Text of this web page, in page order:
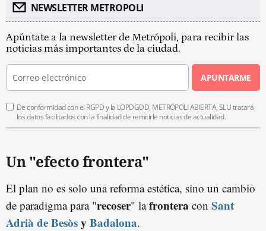
NEWSLETTER METROPOLI
Apúntate a la newsletter de Metrópoli, para recibir las
noticias más importantes de la ciudad.
APUNTARME
De conformidad con el RGPD y la LOPDGDD, METRÓPOLI ABIERTA, SLU tratará
los datos facilitados con la finalidad de remitirle noticias de actualidad.
Un "efecto frontera"
El plan no es solo una reforma estética, sino un cambio
de paradigma para "recoser" lafrontera con Sant
Adrià de Besòsy Badalona.